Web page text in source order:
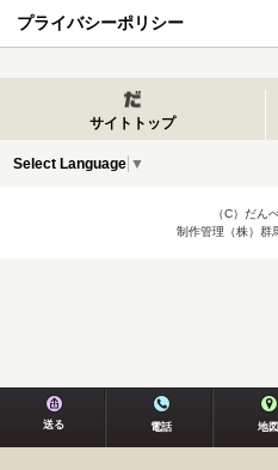
プライバシーポリシー
サイトトップ
Select Language ▼
（C）だん
制作管理（株）群
送る 電話 地図